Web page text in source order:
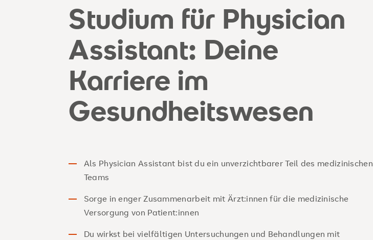
Studium für Physician
Assistant: Deine
Karriere im
Gesundheitswesen
Als Physician Assistant bist du ein unverzichtbarer Teil des medizinischen
Teams
Sorge in enger Zusammenarbeit mit Ärzt:innen für die medizinische
Versorgung von Patient:innen
Du wirkst bei vielfältigen Untersuchungen und Behandlungen mit